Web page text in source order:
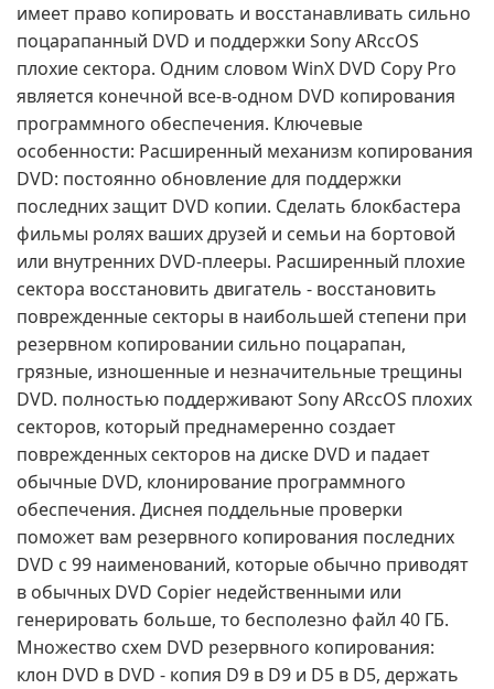
имеет право копировать и восстанавливать сильно
поцарапанный DVD и поддержки Sony ARccOS
плохие сектора. Одним словом WinX DVD Copy Pro
является конечной все-в-одном DVD копирования
программного обеспечения. Ключевые
особенности: Расширенный механизм копирования
DVD: постоянно обновление для поддержки
последних защит DVD копии. Сделать блокбастера
фильмы ролях ваших друзей и семьи на бортовой
или внутренних DVD-плееры. Расширенный плохие
сектора восстановить двигатель - восстановить
поврежденные секторы в наибольшей степени при
резервном копировании сильно поцарапан,
грязные, изношенные и незначительные трещины
DVD. полностью поддерживают Sony ARccOS плохих
секторов, который преднамеренно создает
поврежденных секторов на диске DVD и падает
обычные DVD, клонирование программного
обеспечения. Диснея поддельные проверки
поможет вам резервного копирования последних
DVD с 99 наименований, которые обычно приводят
в обычных DVD Copier недейственными или
генерировать больше, то бесполезно файл 40 ГБ.
Множество схем DVD резервного копирования:
клон DVD в DVD - копия D9 в D9 и D5 в D5, держать